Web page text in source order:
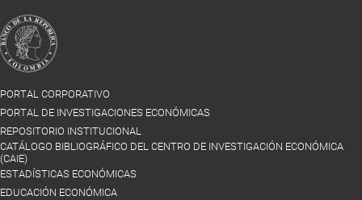
PORTAL CORPORATIVO
PORTAL DE INVESTIGACIONES ECONÓMICAS
REPOSITORIO INSTITUCIONAL
CATÁLOGO BIBLIOGRÁFICO DEL CENTRO DE INVESTIGACIÓN ECONÓMICA
(CAIE)
ESTADÍSTICAS ECONÓMICAS
EDUCACIÓN ECONÓMICA